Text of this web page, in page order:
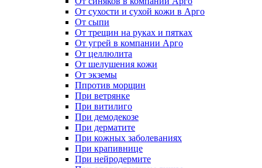
От сухости и сухой кожи в Арго
От сыпи
От трещин на руках и пятках
От угрей в компании Арго
От целлюлита
От шелушения кожи
От экземы
Ппротив морщин
При ветрянке
При витилиго
При демодекозе
При дерматите
При кожных заболеваниях
При крапивнице
При нейродермите